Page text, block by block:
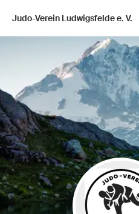
Judo-Verein Ludwigsfelde e. V.